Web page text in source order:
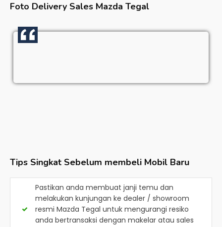
Foto Delivery Sales Mazda Tegal
Tips Singkat Sebelum membeli Mobil Baru
Pastikan anda membuat janji temu dan
melakukan kunjungan ke dealer / showroom
resmi Mazda Tegal untuk mengurangi resiko
anda bertransaksi dengan makelar atau sales